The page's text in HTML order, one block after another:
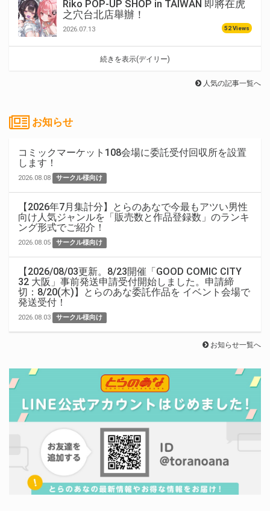
Riko POP-UP SHOP in TAIWAN 即將在虎
之穴台北店舉辦！
2026.07.13 52 Views
続きを表示(デイリー)
人気の記事一覧へ
お知らせ
コミックマーケット108会場に委託受付回収所を設置
します！
2026.08.08 サークル様向け
【2026年7月集計分】とらのあなで今最もアツい男性
向け人気ジャンルを「販売数と作品登録数」のランキ
ング形式でご紹介！
2026.08.05 サークル様向け
【2026/08/03更新。8/23開催「GOOD COMIC CITY
32 大阪」事前発送申請受付開始しました。申請締
切：8/20(木)】とらのあな委託作品を イベント会場で
発送受付！
2026.08.03 サークル様向け
お知らせ一覧へ